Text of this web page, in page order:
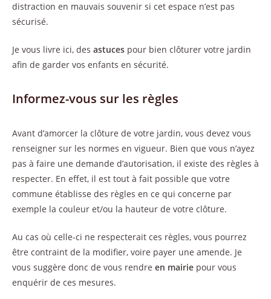
distraction en mauvais souvenir si cet espace n’est pas
sécurisé.
Je vous livre ici, des astuces pour bien clôturer votre jardin
afin de garder vos enfants en sécurité.
Informez-vous sur les règles
Avant d’amorcer la clôture de votre jardin, vous devez vous
renseigner sur les normes en vigueur. Bien que vous n’ayez
pas à faire une demande d’autorisation, il existe des règles à
respecter. En effet, il est tout à fait possible que votre
commune établisse des règles en ce qui concerne par
exemple la couleur et/ou la hauteur de votre clôture.
Au cas où celle-ci ne respecterait ces règles, vous pourrez
être contraint de la modifier, voire payer une amende. Je
vous suggère donc de vous rendre en mairie pour vous
enquérir de ces mesures.